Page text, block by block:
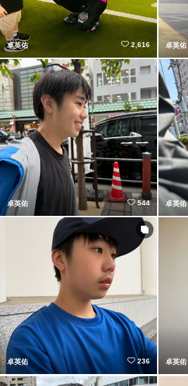
卓英佑 2,616 卓英佑
卓英佑 544 卓英佑
卓英佑 236 卓英佑